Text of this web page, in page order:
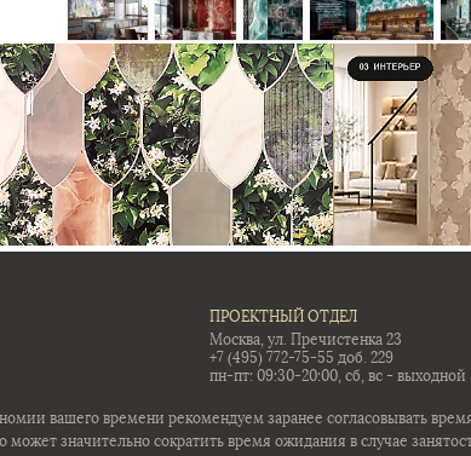
ПРОЕКТНЫЙ ОТДЕЛ
Москва, ул. Пречистенка 23
+7 (495) 772-75-55 доб. 229
пн-пт: 09:30-20:00, сб, вс - выходной
вашего времени рекомендуем заранее согласовывать
может значительно сократить время ожидания в случае